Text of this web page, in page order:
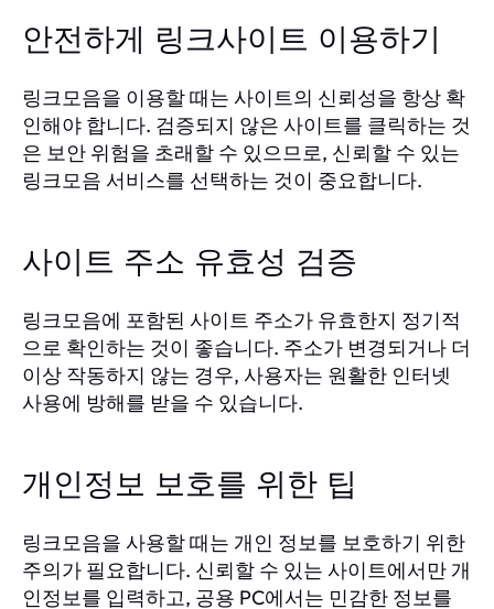
안전하게 링크사이트 이용하기
링크모음을 이용할 때는 사이트의 신뢰성을 항상 확
인해야 합니다. 검증되지 않은 사이트를 클릭하는 것
은 보안 위험을 초래할 수 있으므로, 신뢰할 수 있는
링크모음 서비스를 선택하는 것이 중요합니다.
사이트 주소 유효성 검증
링크모음에 포함된 사이트 주소가 유효한지 정기적
으로 확인하는 것이 좋습니다. 주소가 변경되거나 더
이상 작동하지 않는 경우, 사용자는 원활한 인터넷
사용에 방해를 받을 수 있습니다.
개인정보 보호를 위한 팁
링크모음을 사용할 때는 개인 정보를 보호하기 위한
주의가 필요합니다. 신뢰할 수 있는 사이트에서만 개
인정보를 입력하고, 공용 PC에서는 민감한 정보를